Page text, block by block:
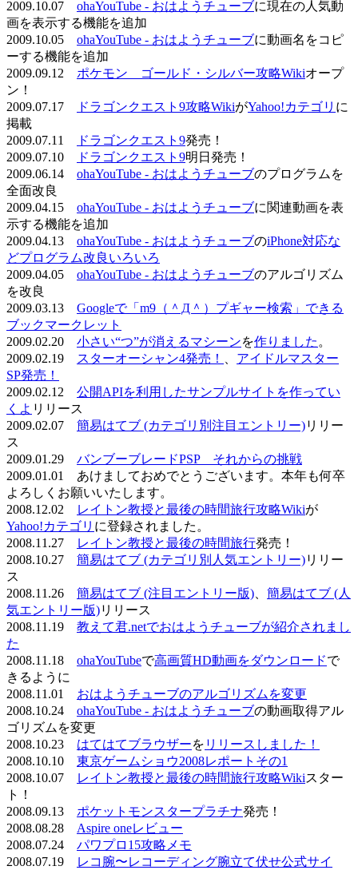
2009.10.07 ohaYouTube - おはようチューブに現在の人気動
画を表示する機能を追加
2009.10.05 ohaYouTube - おはようチューブに動画名をコピ
ーする機能を追加
2009.09.12 ポケモン ゴールド・シルバー攻略Wikiオープ
ン！
2009.07.17
ドラゴンクエスト9攻略WikiがYahoo!カテゴリ に
掲載
2009.07.11
ドラゴンクエスト9発売！
2009.07.10
ドラゴンクエスト9明日発売！
2009.06.14 ohaYouTube - おはようチューブのプログラムを
全面改良
2009.04.15 ohaYouTube - おはようチューブに関連動画を表
示する機能を追加
2009.04.13 ohaYouTube - おはようチューブのiPhone対応な
どプログラム改良いろいろ
2009.04.05 ohaYouTube - おはようチューブのアルゴリズム
を改良
2009.03.13 Googleで「m9（＾Д＾）プギャー検索」できる
ブックマークレット
2009.02.20 小さい“つ”が消えるマシーンを作りました 。
2009.02.19
スターオーシャン4発売！
アイドルマスター
SP発売！
2009.02.12 公開APIを利用したサンプルサイトを作ってい
くよ リリース
2009.02.07 簡易はてブ (カテゴリ別注目エントリー)リリー
ス
2009.01.29 バンブーブレードPSP それからの挑戦
2009.01.01 あけましておめでとうございます。本年も何卒
よろしくお願いいたします。
2008.12.02
レイトン教授と最後の時間旅行攻略Wikiが
Yahoo!カテゴリ に登録されました。
2008.11.27
レイトン教授と最後の時間旅行発売！
2008.10.27 簡易はてブ (カテゴリ別人気エントリー)リリー
ス
2008.11.26 簡易はてブ (注目エントリー版)
簡易はてブ (人
気エントリー版)リリース
2008.11.19 教えて君.netでおはようチューブが紹介されまし
た
2008.11.18 ohaYouTubeで高画質HD動画をダウンロードで
きるように
2008.11.01 おはようチューブのアルゴリズムを変更
2008.10.24 ohaYouTube - おはようチューブの動画取得アル
ゴリズムを変更
2008.10.23 はてはてブラウザーを リリースしました！
2008.10.10 東京ゲームショウ2008レポートその1
2008.10.07
レイトン教授と最後の時間旅行攻略Wikiスター
ト！
2008.09.13 ポケットモンスタープラチナ発売！
2008.08.28 Aspire oneレビュー
2008.07.24 パワプロ15攻略メモ
2008.07.19
レコ腕〜レコーディング腕立て伏せ公式サイ